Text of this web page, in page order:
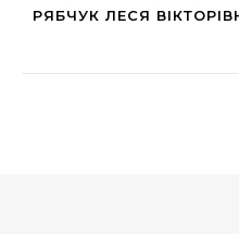
РЯБЧУК ЛЕСЯ